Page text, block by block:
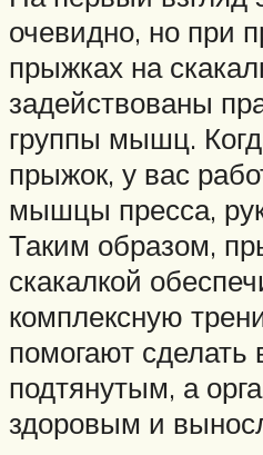
очевидно, но при
прыжках на
задействованы
группы мышц.
прыжок, у вас
мышцы пресса,
Таким образом,
скакалкой
комплексную
помогают сделать
подтянутым, а
здоровым и